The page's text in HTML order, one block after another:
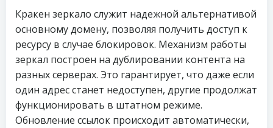
Кракен зеркало служит надежной альтернативой
основному домену, позволяя получить доступ к
ресурсу в случае блокировок. Механизм работы
зеркал построен на дублировании контента на
разных серверах. Это гарантирует, что даже если
один адрес станет недоступен, другие продолжат
функционировать в штатном режиме.
Обновление ссылок происходит автоматически,